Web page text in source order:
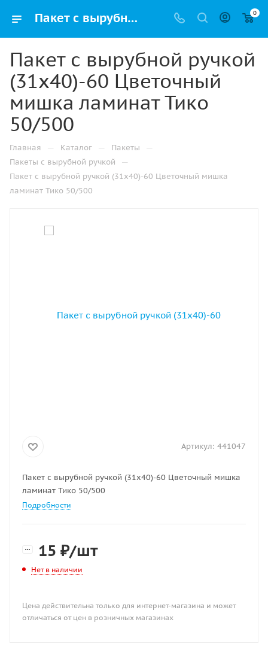
Пакет с вырубной ручкой (31х40)-60 Цветочный мишка ламинат Тико 50/500 купить в Перми с доставкой оптом и в розницу 0
Пакет с вырубной ручкой
(31х40)-60 Цветочный
мишка ламинат Тико
50/500
Главная — Каталог — Пакеты —
Пакеты с вырубной ручкой —
Пакет с вырубной ручкой (31х40)-60 Цветочный мишка
ламинат Тико 50/500
Артикул: 441047
Пакет с вырубной ручкой (31х40)-60 Цветочный мишка
ламинат Тико 50/500
Подробности
15 ₽/шт
Нет в наличии
Цена действительна только для интернет-магазина и может
отличаться от цен в розничных магазинах